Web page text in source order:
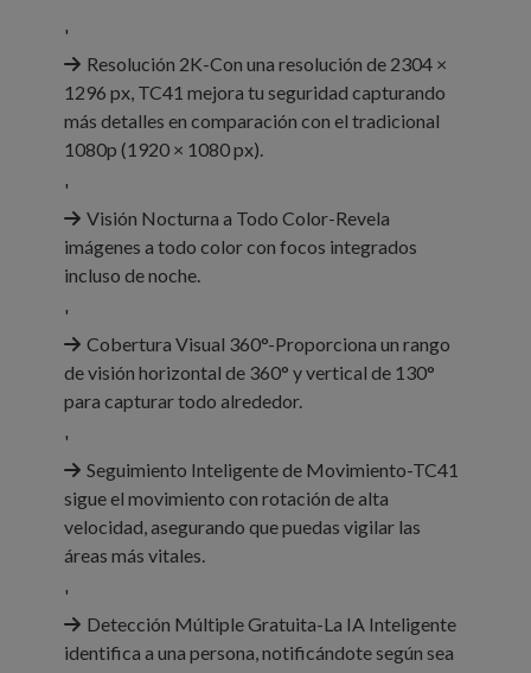
'
Resolución 2K-Con una resolución de 2304 ×
1296 px, TC41 mejora tu seguridad capturando
más detalles en comparación con el tradicional
1080p (1920 × 1080 px).
'
Visión Nocturna a Todo Color-Revela
imágenes a todo color con focos integrados
incluso de noche.
'
Cobertura Visual 360°-Proporciona un rango
de visión horizontal de 360° y vertical de 130°
para capturar todo alrededor.
'
Seguimiento Inteligente de Movimiento-TC41
sigue el movimiento con rotación de alta
velocidad, asegurando que puedas vigilar las
áreas más vitales.
'
Detección Múltiple Gratuita-La IA Inteligente
identifica a una persona, notificándote según sea